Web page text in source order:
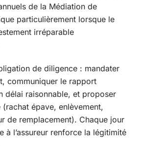
de la Médiation de
particulièrement lorsque le
irréparable
de diligence : mandater
communiquer le rapport
délai raisonnable, et proposer
épave, enlèvement,
de remplacement). Chaque jour
à l’assureur renforce la légitimité